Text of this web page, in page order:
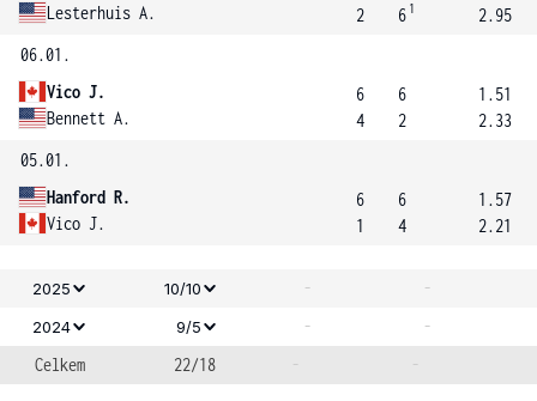
Lesterhuis A.
2
6 1
2.95
06.01.
Vico J.
Bennett A.
6
4
6
2
1.51
2.33
05.01.
Hanford R.
Vico J.
6
1
6
4
1.57
2.21
2025 10/10 - -
2024 9/5 - -
Celkem 22/18 - -